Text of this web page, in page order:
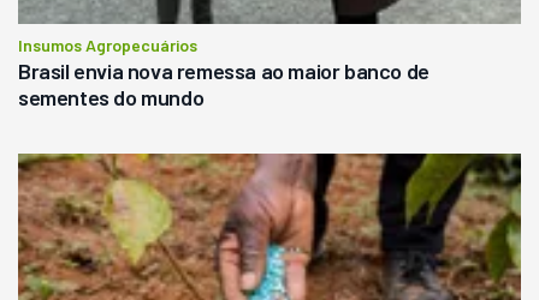
Insumos Agropecuários
Brasil envia nova remessa ao maior banco de
sementes do mundo